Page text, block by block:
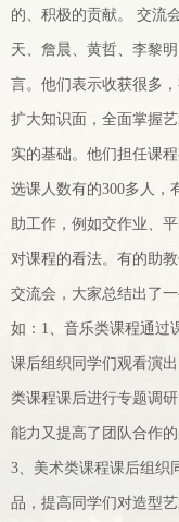
的、积极的贡献。 交流
天、詹晨、黄哲、李黎
言。他们表示收获很多
扩大知识面，全面掌握
实的基础。他们担任课
选课人数有的300多人，
助工作，例如交作业、
对课程的看法。有的助
交流会，大家总结出了
如：1、音乐类课程通过
课后组织同学们观看演
类课程课后进行专题调
能力又提高了团队合作
3、美术类课程课后组织
品，提高同学们对造型